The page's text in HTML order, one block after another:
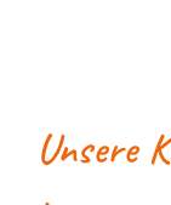
Unsere